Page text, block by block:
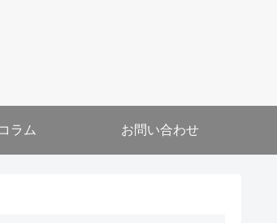
コラム お問い合わせ